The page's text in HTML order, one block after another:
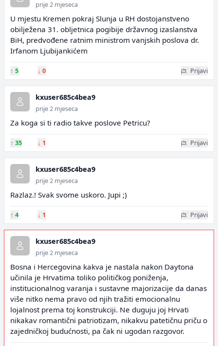
prije 2 mjeseca
U mjestu Kremen pokraj Slunja u RH dostojanstveno
obilježena 31. obljetnica pogibije državnog izaslanstva
BiH, predvođene ratnim ministrom vanjskih poslova dr.
Irfanom Ljubijankićem
↑ 5 ↓ 0 Prijavi
kxuser685c4bea9
prije 2 mjeseca
Za koga si ti radio takve poslove Petricu?
↑ 35 ↓ 1 Prijavi
kxuser685c4bea9
prije 2 mjeseca
Razlaz.! Svak svome uskoro. Jupi ;)
↑ 4 ↓ 1 Prijavi
kxuser685c4bea9
prije 2 mjeseca
Bosna i Hercegovina kakva je nastala nakon Daytona
učinila je Hrvatima toliko političkog poniženja,
institucionalnog varanja i sustavne majorizacije da danas
više nitko nema pravo od njih tražiti emocionalnu
lojalnost prema toj konstrukciji. Ne duguju joj Hrvati
nikakav romantični patriotizam, nikakvu patetičnu priču o
zajedničkoj budućnosti, pa čak ni ugodan razgovor.